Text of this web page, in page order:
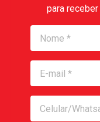
para